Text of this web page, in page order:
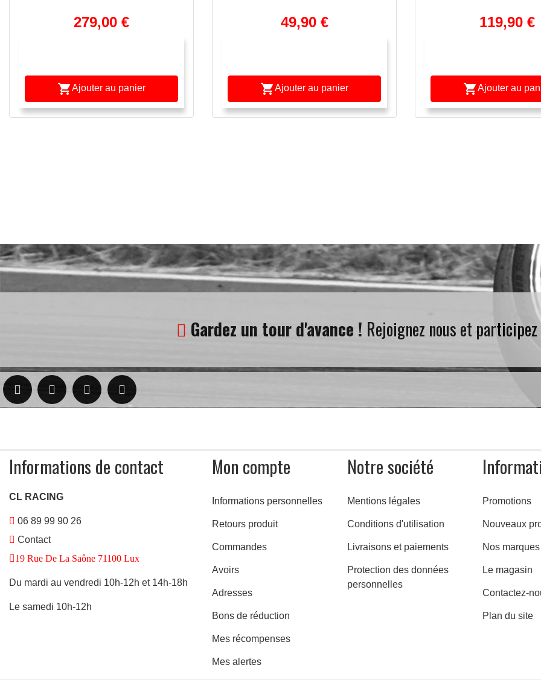
279,00 €
Ajouter au panier
49,90 €
Ajouter au panier
119,90 €
Ajouter au
Gardez un tour d'avance ! Rejoignez nous et
Informations de contact
CL RACING
06 89 99 90 26
Contact
19 Rue De La Saône 71100 Lux
Du mardi au vendredi 10h-12h et 14h-18h
Le samedi 10h-12h
Mon compte
Informations personnelles
Retours produit
Commandes
Avoirs
Adresses
Bons de réduction
Mes récompenses
Mes alertes
Notre société
Mentions légales
Conditions d'utilisation
Livraisons et paiements
Protection des données
personnelles
Promotions
Nouveaux
Nos marques
Le magasin
Contactez-
Plan du site